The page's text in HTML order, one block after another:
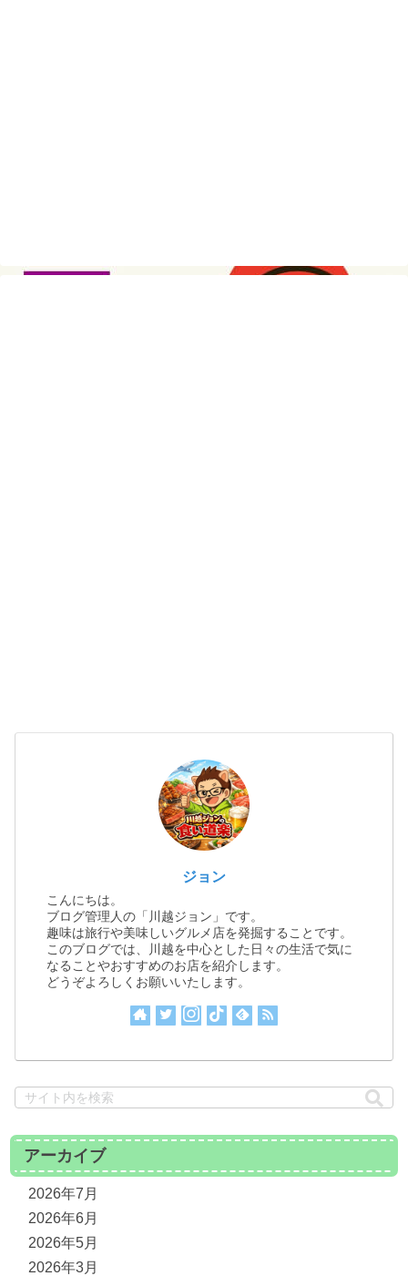
ジョン
こんにちは。
ブログ管理人の「川越ジョン」です。
趣味は旅行や美味しいグルメ店を発掘することです。
このブログでは、川越を中心とした日々の生活で気に
なることやおすすめのお店を紹介します。
どうぞよろしくお願いいたします。
アーカイブ
2026年7月
2026年6月
2026年5月
2026年3月